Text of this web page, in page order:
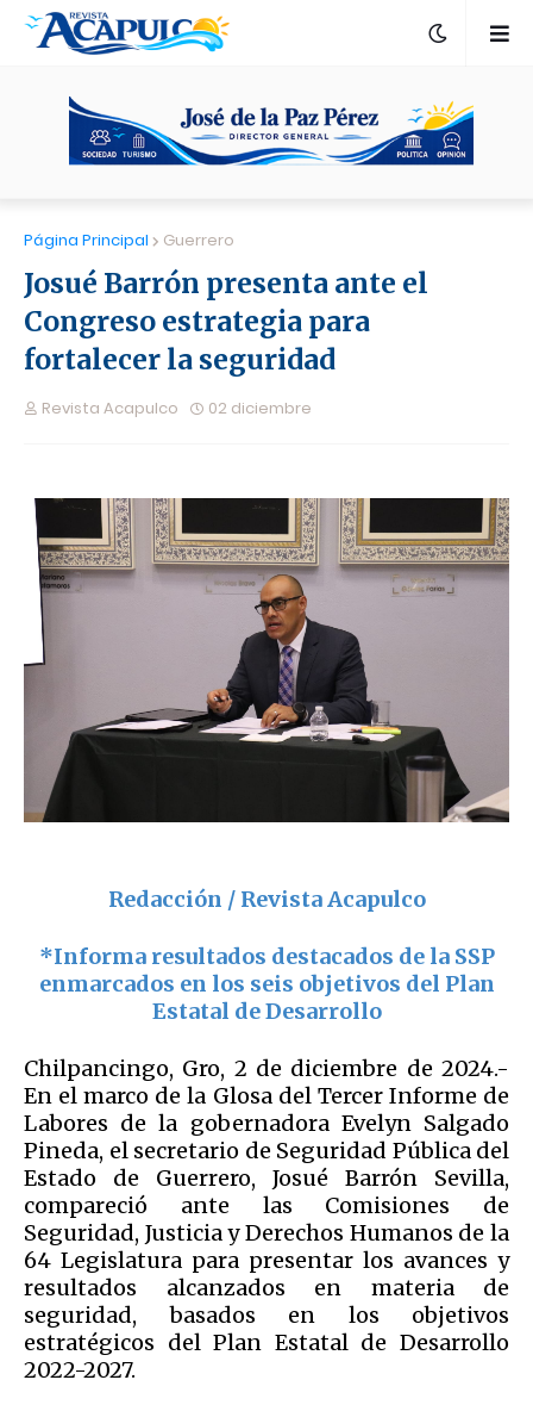
Página Principal Guerrero
Josué Barrón presenta ante el
Congreso estrategia para
fortalecer la seguridad
Revista Acapulco 02 diciembre
Redacción / Revista Acapulco
*Informa resultados destacados de la SSP
enmarcados en los seis objetivos del Plan
Estatal de Desarrollo
Chilpancingo, Gro, 2 de diciembre de 2024.-
En el marco de la Glosa del Tercer Informe de
Labores de la gobernadora Evelyn Salgado
Pineda, el secretario de Seguridad Pública del
Estado de Guerrero, Josué Barrón Sevilla,
compareció ante las Comisiones de
Seguridad, Justicia y Derechos Humanos de la
64 Legislatura para presentar los avances y
resultados alcanzados en materia de
seguridad, basados en los objetivos
estratégicos del Plan Estatal de Desarrollo
2022-2027.